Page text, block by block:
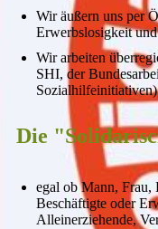
Wir äußern uns per
Erwerbslosigkeit
Wir arbeiten
SHI, der
Die
egal ob Mann, Frau,
Beschäftigte oder
Alleinerziehende,